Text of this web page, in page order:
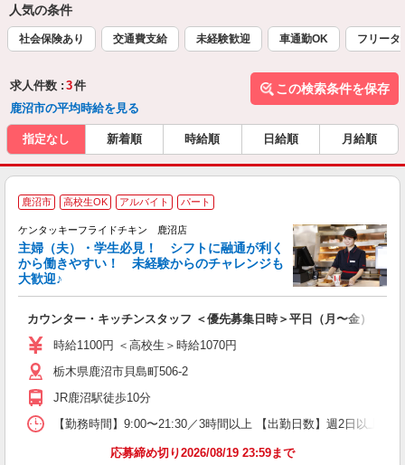
人気の条件
社会保険あり 交通費支給 未経験歓迎 車通勤OK フリータ
求人件数 : 3件
鹿沼市の平均時給を見る
この検索条件を保存
指定なし 新着順 時給順 日給順 月給順
鹿沼市 高校生OK アルバイト パート
ケンタッキーフライドチキン 鹿沼店
主婦（夫）・学生必見！ シフトに融通が利く
から働きやすい！ 未経験からのチャレンジも
大歓迎♪
カウンター・キッチンスタッフ ＜優先募集日時＞平日（月〜金）
時給1100円 ＜高校生＞時給1070円
栃木県鹿沼市貝島町506-2
JR鹿沼駅徒歩10分
【勤務時間】9:00〜21:30／3時間以上 【出勤日数】週2日以上
応募締め切り2026/08/19 23:59まで